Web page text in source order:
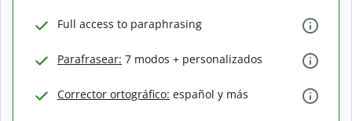
Full access to paraphrasing
Parafrasear: 7 modos + personalizados
Corrector ortográfico: español y más